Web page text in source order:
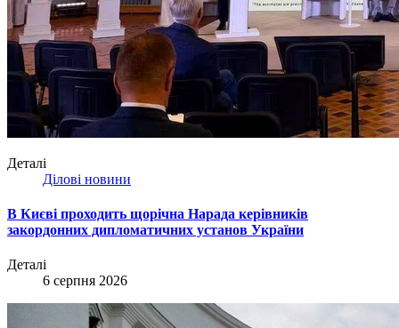
Деталі
Ділові новини
В Києві проходить щорічна Нарада керівників
закордонних дипломатичних установ України
Деталі
6 серпня 2026